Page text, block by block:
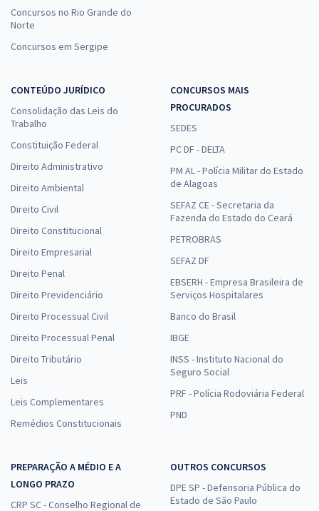
Concursos no Rio Grande do
Norte
Concursos em Sergipe
CONTEÚDO JURÍDICO
Consolidação das Leis do
Trabalho
Constituição Federal
Direito Administrativo
Direito Ambiental
Direito Civil
Direito Constitucional
Direito Empresarial
Direito Penal
Direito Previdenciário
Direito Processual Civil
Direito Processual Penal
Direito Tributário
Leis
Leis Complementares
Remédios Constitucionais
CONCURSOS MAIS
PROCURADOS
SEDES
PC DF - DELTA
PM AL - Polícia Militar do Estado
de Alagoas
SEFAZ CE - Secretaria da
Fazenda do Estado do Ceará
PETROBRAS
SEFAZ DF
EBSERH - Empresa Brasileira de
Serviços Hospitalares
Banco do Brasil
IBGE
INSS - Instituto Nacional do
Seguro Social
PRF - Polícia Rodoviária Federal
PND
PREPARAÇÃO A MÉDIO E A
LONGO PRAZO
CRP SC - Conselho Regional de
OUTROS CONCURSOS
DPE SP - Defensoria Pública do
Estado de São Paulo